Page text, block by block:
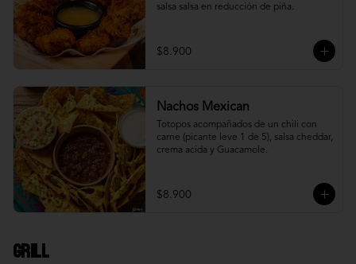
salsa salsa en reducción de piña.
$8.900
Nachos Mexican
Totopos acompañados de un chili con
carne (picante leve 1 de 5), salsa cheddar,
crema acida y Guacamole.
$8.900
Grill